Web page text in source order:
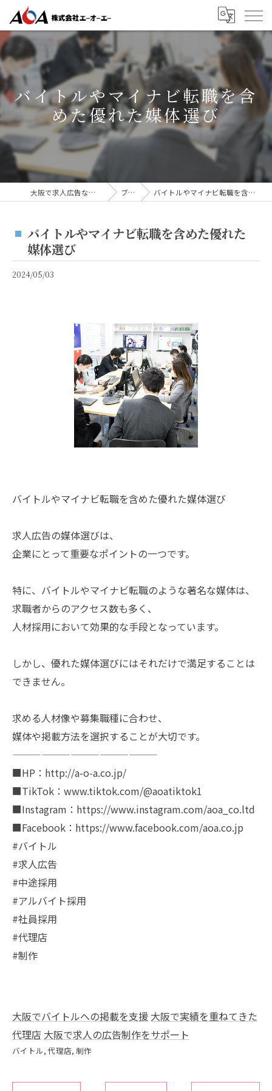
バイトルやマイナビ転職を含
めた優れた媒体選び
大阪で求人広告なら株式会社AOA ブログ バイトルやマイナビ転職を含めた優れた媒体選び
バイトルやマイナビ転職を含めた優れた
媒体選び
2024/05/03
バイトルやマイナビ転職を含めた優れた媒体選び
求人広告の媒体選びは、
企業にとって重要なポイントの一つです。
特に、バイトルやマイナビ転職のような著名な媒体は、
求職者からのアクセス数も多く、
人材採用において効果的な手段となっています。
しかし、優れた媒体選びにはそれだけで満足することは
できません。
求める人材像や募集職種に合わせ、
媒体や掲載方法を選択することが大切です。
———————————————
■HP：http://a-o-a.co.jp/
■TikTok：www.tiktok.com/@aoatiktok1
■Instagram：https://www.instagram.com/aoa_co.ltd
■Facebook：https://www.facebook.com/aoa.co.jp
#バイトル
#求人広告
#中途採用
#アルバイト採用
#社員採用
#代理店
#制作
大阪でバイトルへの掲載を支援 大阪で実績を重ねてきた
代理店 大阪で求人の広告制作をサポート
バイトル 代理店 制作